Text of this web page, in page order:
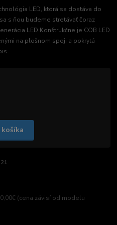
LED, ktorá sa dostáva do
s ňou budeme stretávať čoraz
LED.Konštrukčne je COB LED
na plošnom spoji a pokrytá
(cena závisí od modelu